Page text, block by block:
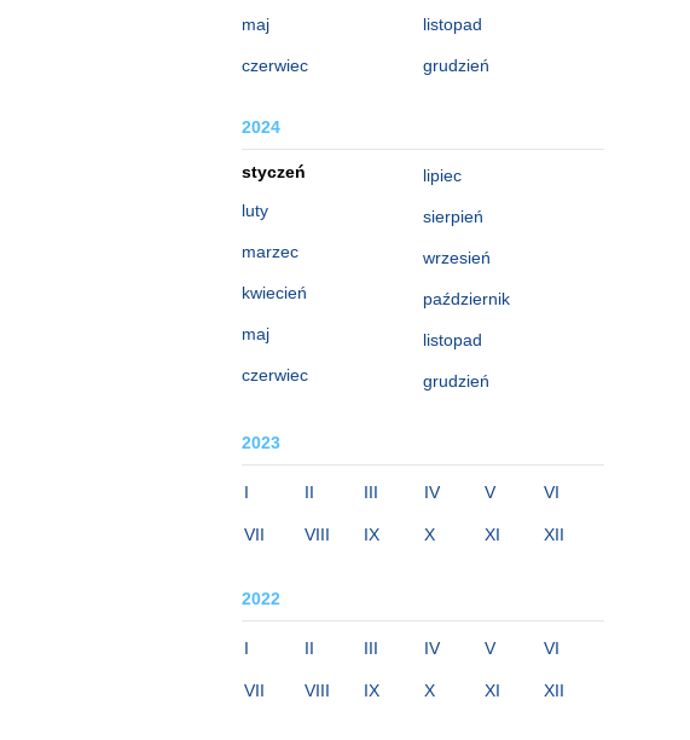
maj
czerwiec
listopad
grudzień
2024
styczeń
luty
marzec
kwiecień
maj
czerwiec
lipiec
sierpień
wrzesień
październik
listopad
grudzień
2023
I II III IV V VI
VII VIII IX X XI XII
2022
I II III IV V VI
VII VIII IX X XI XII